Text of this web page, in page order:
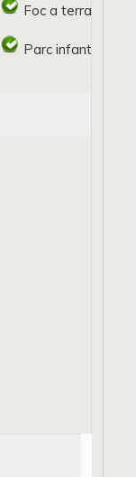
Foc a terra
Parc infantil